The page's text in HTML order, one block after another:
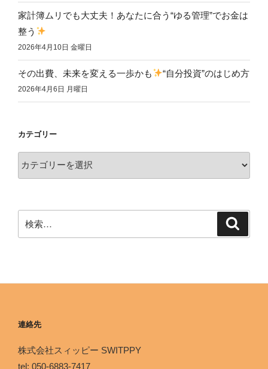
家計簿ムリでも大丈夫！あなたに合う“ゆる管理”でお金は
整う
2026年4月10日 金曜日
その出費、未来を変える一歩かも “自分投資”のはじめ方
2026年4月6日 月曜日
カテゴリー
連絡先
株式会社スィッピー SWITPPY
tel: 050-6883-7417